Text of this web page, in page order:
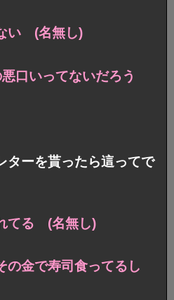
い (名無し)
口いってないだろう
ターを貰ったら這ってで
てる (名無し)
の金で寿司食ってるし